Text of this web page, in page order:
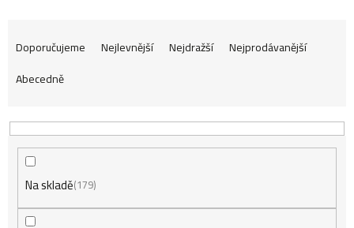
Ř
a
z
e
Doporučujeme Nejlevnější Nejdražší
Nejprodávanější
Abecedně
Na skladě 179